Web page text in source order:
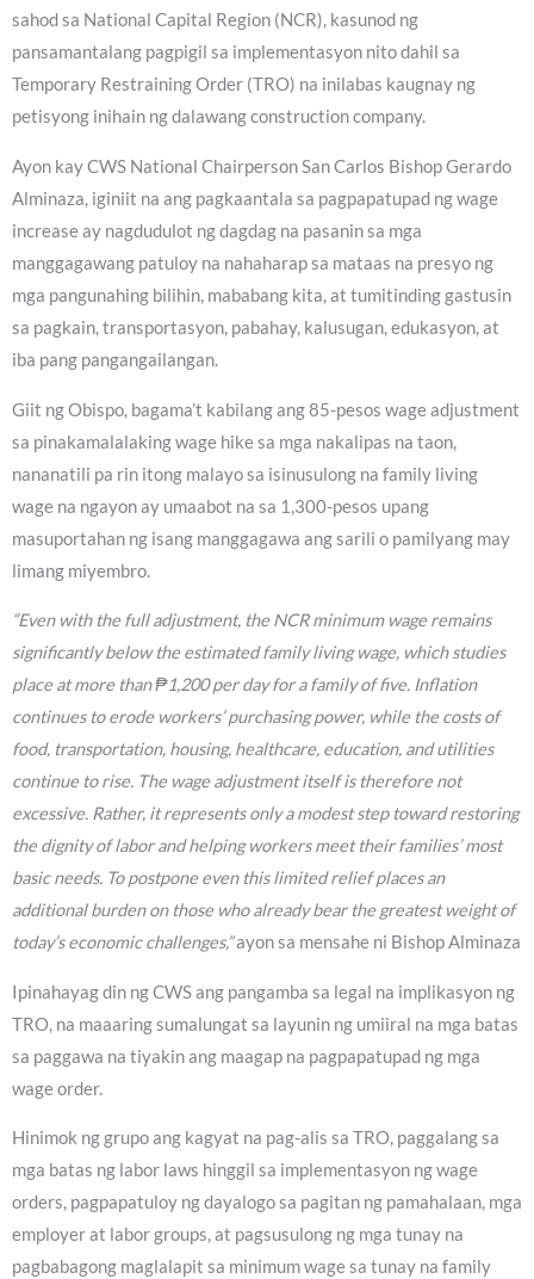
sahod sa National Capital Region (NCR), kasunod ng
pansamantalang pagpigil sa implementasyon nito dahil sa
Temporary Restraining Order (TRO) na inilabas kaugnay ng
petisyong inihain ng dalawang construction company.
Ayon kay CWS National Chairperson San Carlos Bishop Gerardo
Alminaza, iginiit na ang pagkaantala sa pagpapatupad ng wage
increase ay nagdudulot ng dagdag na pasanin sa mga
manggagawang patuloy na nahaharap sa mataas na presyo ng
mga pangunahing bilihin, mababang kita, at tumitinding gastusin
sa pagkain, transportasyon, pabahay, kalusugan, edukasyon, at
iba pang pangangailangan.
Giit ng Obispo, bagama’t kabilang ang 85-pesos wage adjustment
sa pinakamalalaking wage hike sa mga nakalipas na taon,
nananatili pa rin itong malayo sa isinusulong na family living
wage na ngayon ay umaabot na sa 1,300-pesos upang
masuportahan ng isang manggagawa ang sarili o pamilyang may
limang miyembro.
“Even with the full adjustment, the NCR minimum wage remains
significantly below the estimated family living wage, which studies
place at more than ₱1,200 per day for a family of five. Inflation
continues to erode workers’ purchasing power, while the costs of
food, transportation, housing, healthcare, education, and utilities
continue to rise. The wage adjustment itself is therefore not
excessive. Rather, it represents only a modest step toward restoring
the dignity of labor and helping workers meet their families’ most
basic needs. To postpone even this limited relief places an
additional burden on those who already bear the greatest weight of
today’s economic challenges,”ayon sa mensahe ni Bishop Alminaza
Ipinahayag din ng CWS ang pangamba sa legal na implikasyon ng
TRO, na maaaring sumalungat sa layunin ng umiiral na mga batas
sa paggawa na tiyakin ang maagap na pagpapatupad ng mga
wage order.
Hinimok ng grupo ang kagyat na pag-alis sa TRO, paggalang sa
mga batas ng labor laws hinggil sa implementasyon ng wage
orders, pagpapatuloy ng dayalogo sa pagitan ng pamahalaan, mga
employer at labor groups, at pagsusulong ng mga tunay na
pagbabagong maglalapit sa minimum wage sa tunay na family